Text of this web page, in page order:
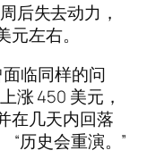
后失去动力，
左右。
面临同样的问
涨 450 美元，
在几天内回落
“历史会重演。”